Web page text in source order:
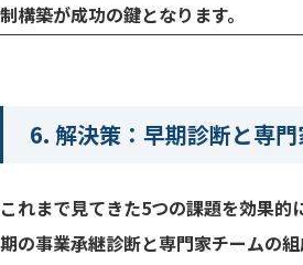
制構築が成功の鍵となります。
6. 解決策：早期診断と専
これまで見てきた5つの課題を効果的
期の事業承継診断と専門家チームの